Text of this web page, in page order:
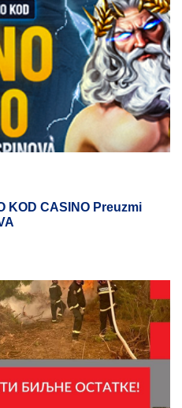
KOD CASINO Preuzmi